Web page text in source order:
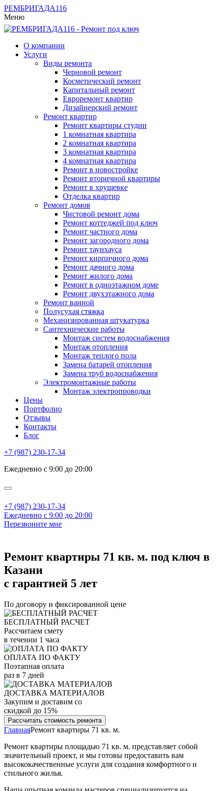
РЕМБРИГАДА116
Меню
О компании
Услуги
Виды ремонта
Черновой ремонт
Косметический ремонт
Капитальный ремонт
Евроремонт квартир
Дизайнерский ремонт
Ремонт квартир
Ремонт квартиры студии
1 комнатная квартира
2 комнатная квартира
3 комнатная квартира
4 комнатная квартира
Ремонт в новостройке
Ремонт вторичной квартиры
Ремонт в хрущевке
Отделка квартир
Ремонт домов
Чистовой ремонт дома
Ремонт коттеджей под ключ
Ремонт частного дома
Ремонт загородного дома
Ремонт таунхауса
Ремонт кирпичного дома
Ремонт дачного дома
Ремонт жилого дома
Ремонт в одноэтажном доме
Ремонт двухэтажного дома
Ремонт ванной
Полусухая стяжка
Механизированная штукатурка
Сантехнические работы
Монтаж систем водоснабжения
Монтаж отопления
Монтаж теплого пола
Замена батарей отопления
Замена труб водоснабжения
Электромонтажные работы
Монтаж электропроводки
Цены
Портфолио
Отзывы
Контакты
Блог
+7 (987) 230-17-34
Ежедневно с 9:00 до 20:00
+7 (987) 230-17-34
Ежедневно с 9:00 до 20:00
Перезвоните мне
Ремонт квартиры 71 кв. м. под ключ в
Казани
с гарантией 5 лет
По договору и фиксированной цене
БЕСПЛАТНЫЙ РАСЧЕТ
Рассчитаем смету
в течении 1 часа
ОПЛАТА ПО ФАКТУ
Поэтапная оплата
раз в 7 дней
ДОСТАВКА МАТЕРИАЛОВ
Закупим и доставим со
скидкой до 15%
Рассчитать стоимость ремонта
ГлавнаяРемонт квартиры 71 кв. м.
Ремонт квартиры площадью 71 кв. м. представляет собой
значительный проект, и мы готовы предоставить вам
высококачественные услуги для создания комфортного и
стильного жилья.